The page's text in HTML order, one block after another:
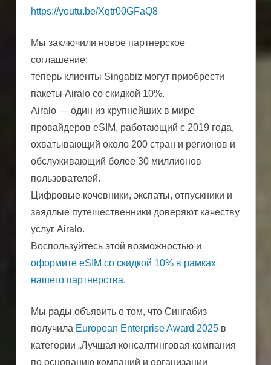
https://youtu.be/Xqtr00GFaQ8
Мы заключили новое партнерское
соглашение:
теперь клиенты Singabiz могут приобрести
пакеты Airalo со скидкой 10%.
Airalo — один из крупнейших в мире
провайдеров eSIM, работающий с 2019 года,
охватывающий около 200 стран и регионов и
обслуживающий более 30 миллионов
пользователей.
Цифровые кочевники, экспаты, отпускники и
заядлые путешественники доверяют качеству
услуг Airalo.
Воспользуйтесь этой возможностью и
оформите eSIM со скидкой 10% в рамках
нашего партнерства.
Мы рады объявить о том, что Сингабиз
получила European Enterprise Award 2025в
категории „Лучшая консалтинговая компания
по основанию компаний и организации